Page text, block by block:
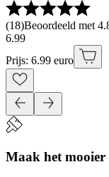
(18)Beoordeeld met
6.99
Prijs: 6.99 euro
Maak het mooier